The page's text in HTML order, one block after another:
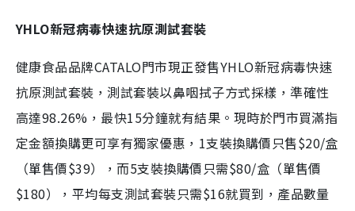
YHLO新冠病毒快速抗原測試套裝
健康食品品牌CATALO門市現正發售YHLO新冠病毒快速
抗原測試套裝，測試套裝以鼻咽拭子方式採樣，準確性
高達98.26%，最快15分鐘就有結果。現時於門市買滿指
定金額換購更可享有獨家優惠，1支裝換購價只售$20/盒
（單售價$39），而5支裝換購價只需$80/盒（單售價
$180），平均每支測試套裝只需$16就買到，產品數量